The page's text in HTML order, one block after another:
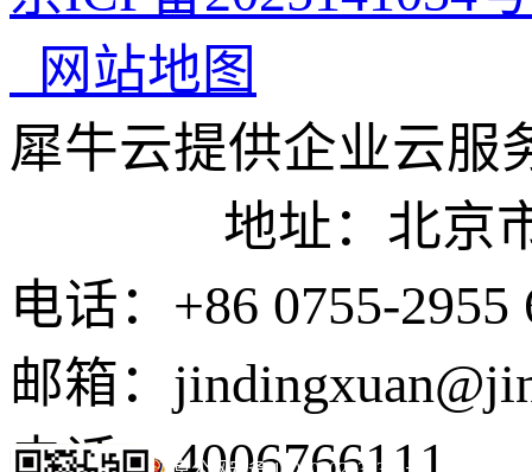
网站地图
犀牛云提供企业云服
地址：北京市东
电话：+86 0755-2955
邮箱：